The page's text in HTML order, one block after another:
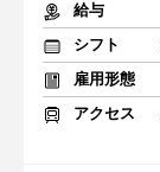
給与
シフト
雇用形態
アクセス